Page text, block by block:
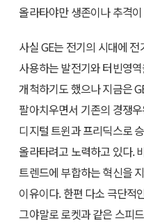
올라타야만 생존이나 추격
사실 GE는 전기의 시대에
사용하는 발전기와 터빈영
개척하기도 했으나 지금은
팔아치우면서 기존의 경쟁
디지털 트윈과 프리딕스로
올라타려고 노력하고 있다.
트렌드에 부합하는 혁신을
이유이다. 한편 다소 극단적
그야말로 로켓과 같은 스피